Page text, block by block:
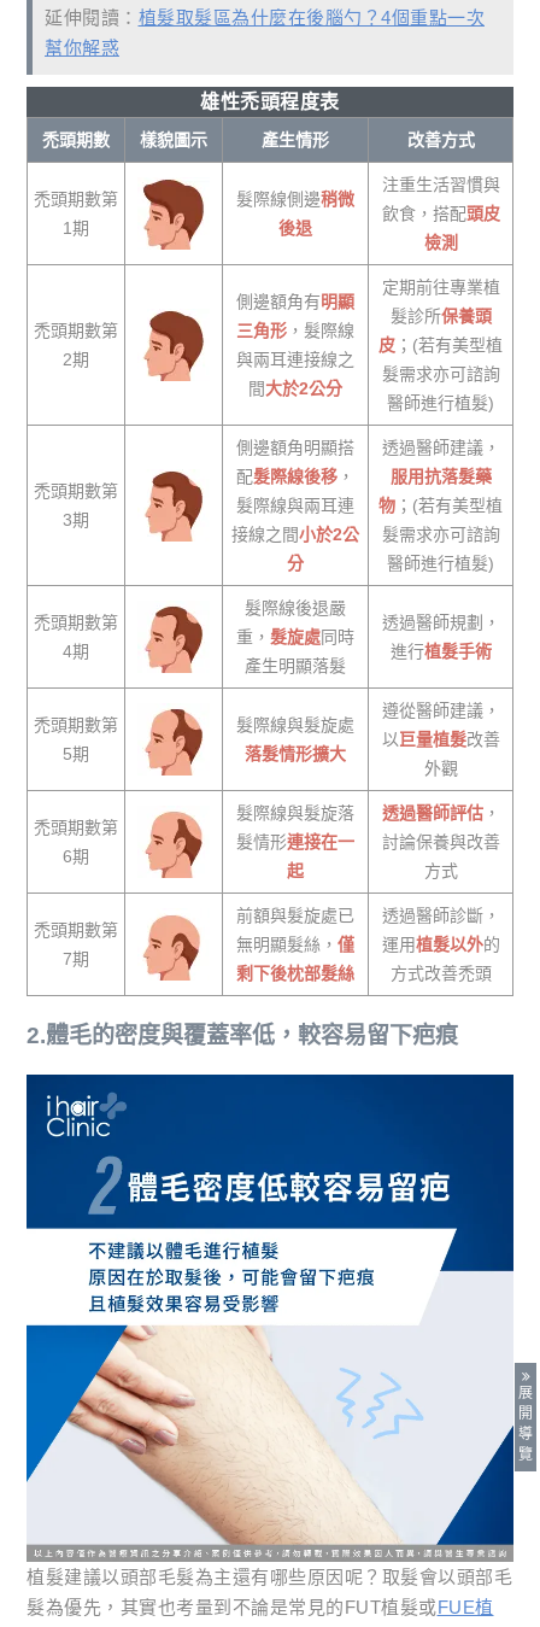
延伸閱讀： 植髮取髮區為什麼在後腦勺？4個重點一次
幫你解惑
雄性禿頭程度表
禿頭期數 樣貌圖示 產生情形 改善方式
禿頭期數第
1期
髮際線側邊稍微
後退
注重生活習慣與
飲食，搭配頭皮
檢測
禿頭期數第
2期
側邊額角有明顯
三角形 ，髮際線
與兩耳連接線之
間大於2公分
定期前往專業植
髮診所保養頭
皮 ；(若有美型植
髮需求亦可諮詢
醫師進行植髮)
禿頭期數第
3期
側邊額角明顯搭
配髮際線後移 ，
髮際線與兩耳連
接線之間小於2公
分
透過醫師建議，
服用抗落髮藥
物 ；(若有美型植
髮需求亦可諮詢
醫師進行植髮)
禿頭期數第
4期
髮際線後退嚴
重， 髮旋處同時
產生明顯落髮
透過醫師規劃，
進行植髮手術
禿頭期數第
5期
髮際線與髮旋處
落髮情形擴大
遵從醫師建議，
以巨量植髮改善
外觀
禿頭期數第
6期
髮際線與髮旋落
髮情形連接在一
起
透過醫師評估，
討論保養與改善
方式
禿頭期數第
7期
前額與髮旋處已
無明顯髮絲， 僅
剩下後枕部髮絲
透過醫師診斷，
運用植髮以外的
方式改善禿頭
2.體毛的密度與覆蓋率低，較容易留下疤痕
植髮建議以頭部毛髮為主還有哪些原因呢？取髮會以頭部毛
髮為優先，其實也考量到不論是常見的FUT植髮或FUE植
展
開
導
覽